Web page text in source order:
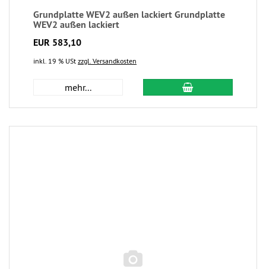
Grundplatte WEV2 außen lackiert Grundplatte
WEV2 außen lackiert
EUR 583,10
inkl. 19 % USt zzgl. Versandkosten
mehr...